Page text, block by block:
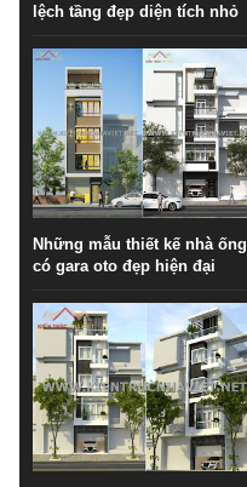
lệch tầng đẹp diện tích nhỏ
Những mẫu thiết kế nhà ống
có gara oto đẹp hiện đại